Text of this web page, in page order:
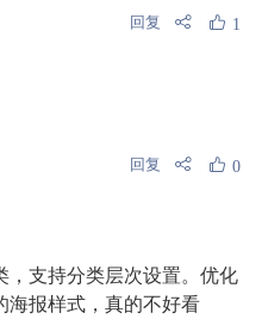
回复 1
回复 0
，支持分类层次设置。优化
海报样式，真的不好看